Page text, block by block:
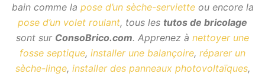
bain comme la pose d’un sèche-servietteou encore la
pose d’un volet roulant, tous les tutos de bricolage
sont sur ConsoBrico.com. Apprenez à nettoyer une
fosse septique, installer une balançoire, réparer un
sèche-linge, installer des panneaux photovoltaïques,